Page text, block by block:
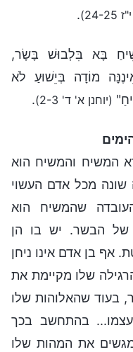
25)
.
בָּא בִּלְבוּשׁ בָּשָׂר,
מוֹדָה בְּיֵשׁוּעַ לֹא
(יוחנן א' ד' 2-3) .
המשיח והמשיח הוא
מכל אדם העשוי
שהמשיח הוא
של הבשר. יש בו הן
אף בן אדם אינו ניחן
שלו מקיימת את
בעוד שהאלוהות שלו
בהתחשב בכך
את המהות שלו